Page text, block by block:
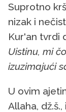
Suprotno
nizak i
Kur'an tvrdi
Uistinu, mič
izuzimajući
U ovim
Allaha,